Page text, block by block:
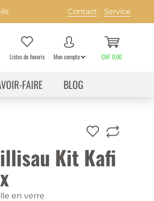
Contact Service
Listes de favoris Mon compte CHF 0.00
FAIRE BLOG
Kit Kafi
en verre